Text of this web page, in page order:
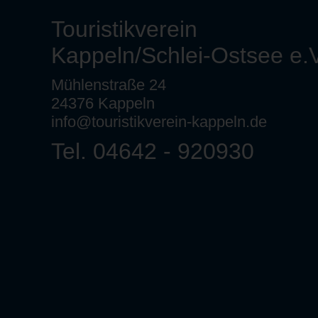
Touristikverein
Kappeln/Schlei-Ostsee
Mühlenstraße 24
24376 Kappeln
info@touristikverein-kappeln.de
Tel. 04642 - 920930